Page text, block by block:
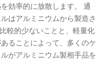
効率的に放散します。 通
はアルミニウムから製造さ
較的少ないことと、軽量化
ることによって、多くのケ
がアルミニウム製相手品を